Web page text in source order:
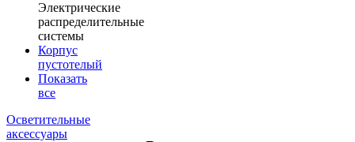
Электрические
распределительные
системы
Корпус
пустотелый
Показать
все
Осветительные
аксессуары